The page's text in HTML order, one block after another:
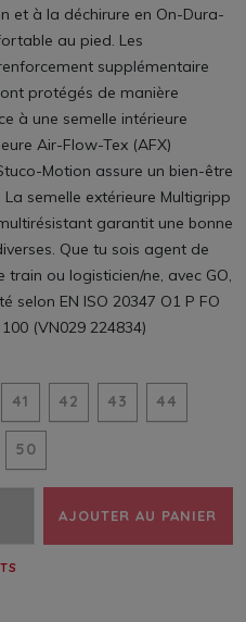
et à la déchirure en On-Dura-
au pied. Les
supplémentaire
protégés de manière
à une semelle intérieure
Air-Flow-Tex (AFX)
Motion assure un bien-être
semelle extérieure Multigripp
garantit une bonne
Que tu sois agent de
ou logisticien/ne, avec GO,
selon EN ISO 20347 O1 P FO
(VN029 224834)
41 42 43 44
50
AJOUTER AU PANIER